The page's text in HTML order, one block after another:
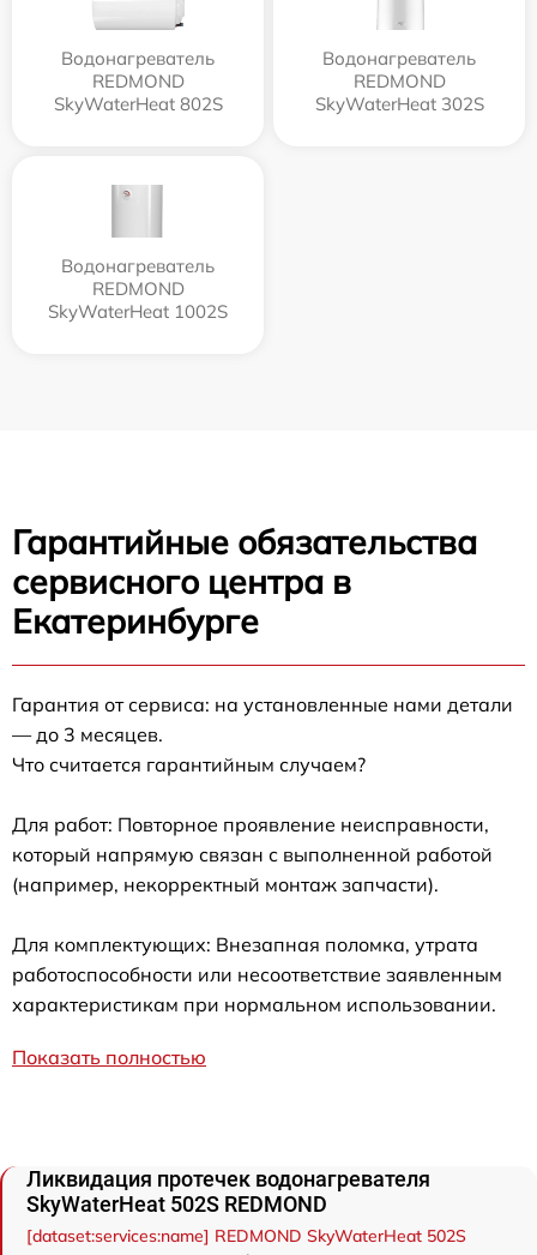
Водонагреватель
REDMOND
SkyWaterHeat 802S
Водонагреватель
REDMOND
SkyWaterHeat 302S
Водонагреватель
REDMOND
SkyWaterHeat 1002S
Гарантийные обязательства
сервисного центра в
Екатеринбурге
Гарантия от сервиса: на установленные нами детали
— до 3 месяцев.
Что считается гарантийным случаем?
Для работ: Повторное проявление неисправности,
который напрямую связан с выполненной работой
(например, некорректный монтаж запчасти).
Для комплектующих: Внезапная поломка, утрата
работоспособности или несоответствие заявленным
характеристикам при нормальном использовании.
Показать полностью
Ликвидация протечек водонагревателя
SkyWaterHeat 502S REDMOND
[dataset:services:name] REDMOND SkyWaterHeat 502S